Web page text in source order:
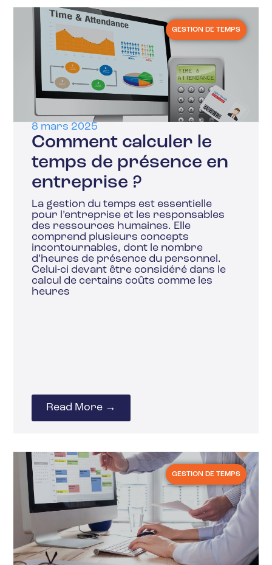
GESTION DE TEMPS
8 mars 2025
Comment calculer le
temps de présence en
entreprise ?
La gestion du temps est essentielle
pour l’entreprise et les responsables
des ressources humaines. Elle
comprend plusieurs concepts
incontournables, dont le nombre
d’heures de présence du personnel.
Celui-ci devant être considéré dans le
calcul de certains coûts comme les
heures
Read More →
GESTION DE TEMPS